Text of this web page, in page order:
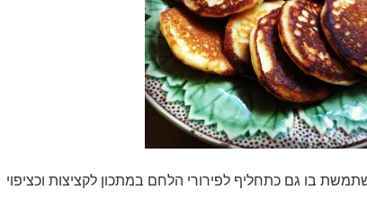
בו גם כתחליף לפירורי הלחם במתכון לקציצות וכציפוי